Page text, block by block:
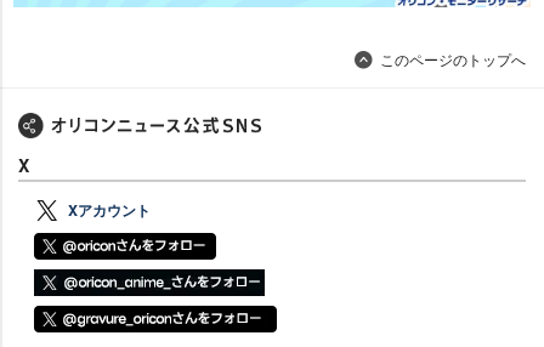
このページのトップへ
X
Xアカウント